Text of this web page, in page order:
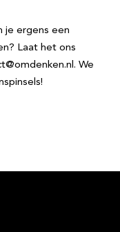
je ergens een
Laat het ons
We